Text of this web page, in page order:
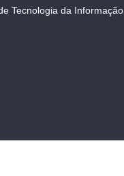
Tecnologia da Informação